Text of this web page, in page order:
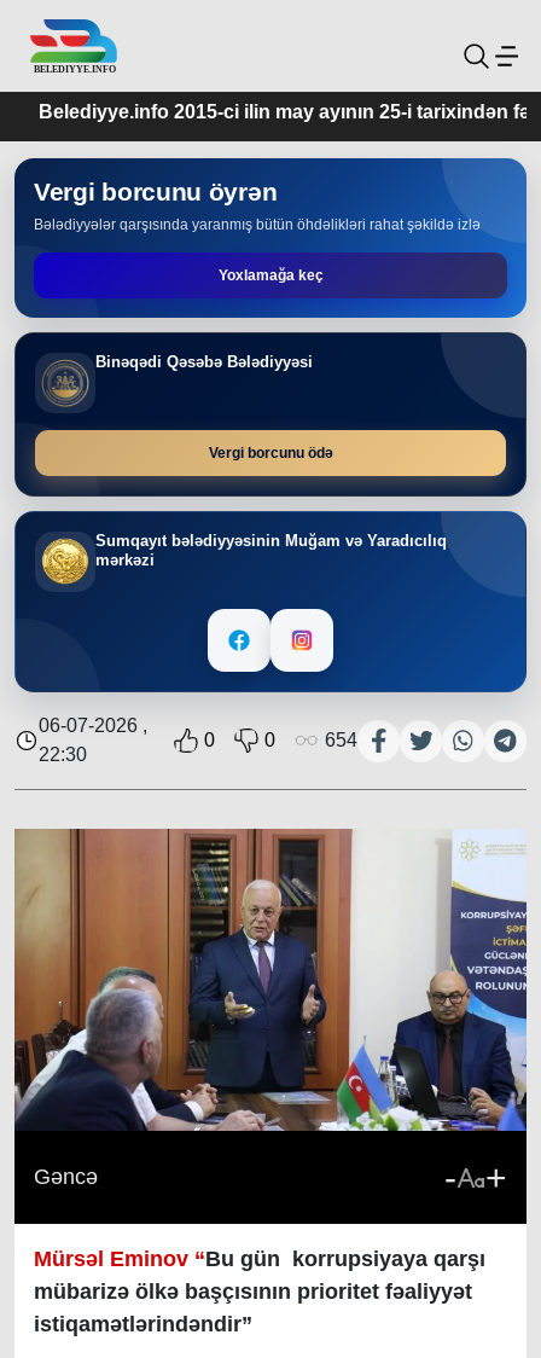
2015-ci ilin may ayının 25-i tarixindən
Vergi borcunu öyrən
Bələdiyyələr qarşısında yaranmış bütün öhdəlikləri rahat şəkildə izlə
Yoxlamağa keç
Binəqədi Qəsəbə Bələdiyyəsi
Vergi borcunu ödə
Sumqayıt bələdiyyəsinin Muğam və Yaradıcılıq
mərkəzi
06-07-2026 ,
22:30
0 0 654
Gəncə - +
Mürsəl Eminov “Bu gün korrupsiyaya qarşı
mübarizə ölkə başçısının prioritet fəaliyyət
istiqamətlərindəndir”